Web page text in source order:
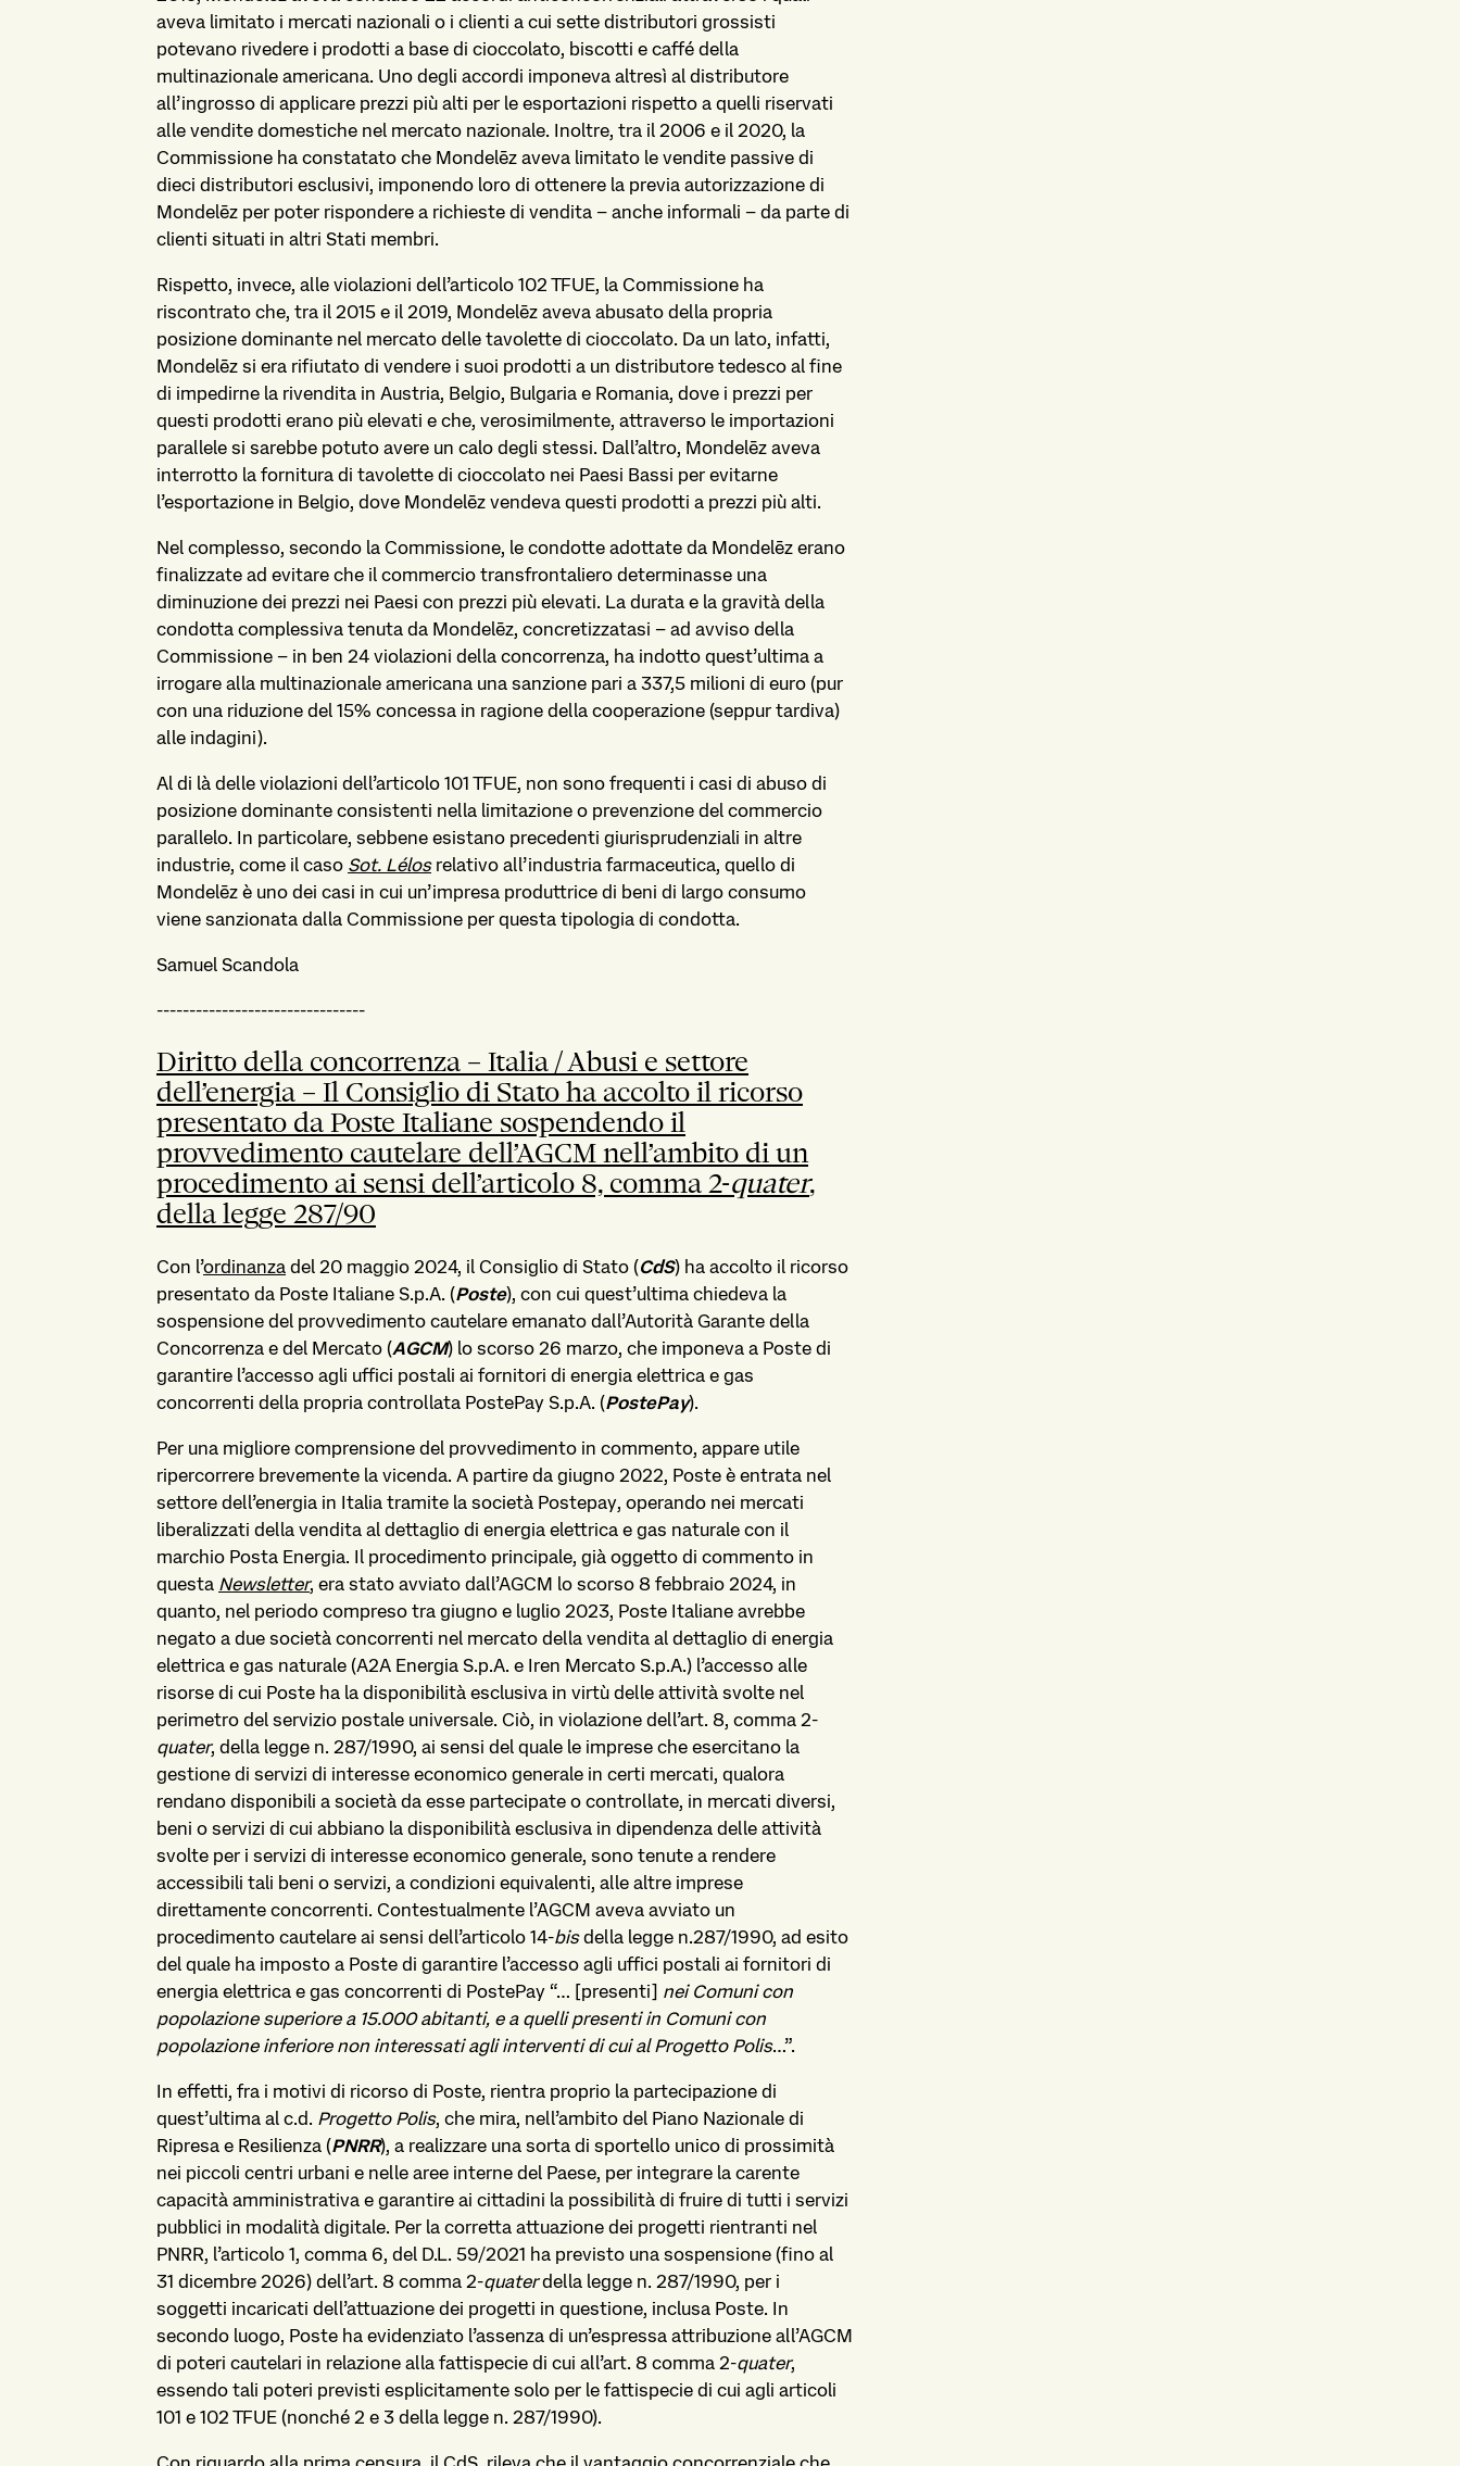
aveva limitato i mercati nazionali o i clienti a cui sette distributori grossisti
potevano rivedere i prodotti a base di cioccolato, biscotti e caffé della
multinazionale americana. Uno degli accordi imponeva altresì al distributore
all’ingrosso di applicare prezzi più alti per le esportazioni rispetto a quelli riservati
alle vendite domestiche nel mercato nazionale. Inoltre, tra il 2006 e il 2020, la
Commissione ha constatato che Mondelēz aveva limitato le vendite passive di
dieci distributori esclusivi, imponendo loro di ottenere la previa autorizzazione di
Mondelēz per poter rispondere a richieste di vendita – anche informali – da parte di
clienti situati in altri Stati membri.
Rispetto, invece, alle violazioni dell’articolo 102 TFUE, la Commissione ha
riscontrato che, tra il 2015 e il 2019, Mondelēz aveva abusato della propria
posizione dominante nel mercato delle tavolette di cioccolato. Da un lato, infatti,
Mondelēz si era rifiutato di vendere i suoi prodotti a un distributore tedesco al fine
di impedirne la rivendita in Austria, Belgio, Bulgaria e Romania, dove i prezzi per
questi prodotti erano più elevati e che, verosimilmente, attraverso le importazioni
parallele si sarebbe potuto avere un calo degli stessi. Dall’altro, Mondelēz aveva
interrotto la fornitura di tavolette di cioccolato nei Paesi Bassi per evitarne
l’esportazione in Belgio, dove Mondelēz vendeva questi prodotti a prezzi più alti.
Nel complesso, secondo la Commissione, le condotte adottate da Mondelēz erano
finalizzate ad evitare che il commercio transfrontaliero determinasse una
diminuzione dei prezzi nei Paesi con prezzi più elevati. La durata e la gravità della
condotta complessiva tenuta da Mondelēz, concretizzatasi – ad avviso della
Commissione – in ben 24 violazioni della concorrenza, ha indotto quest’ultima a
irrogare alla multinazionale americana una sanzione pari a 337,5 milioni di euro (pur
con una riduzione del 15% concessa in ragione della cooperazione (seppur tardiva)
alle indagini).
Al di là delle violazioni dell’articolo 101 TFUE, non sono frequenti i casi di abuso di
posizione dominante consistenti nella limitazione o prevenzione del commercio
parallelo. In particolare, sebbene esistano precedenti giurisprudenziali in altre
industrie, come il caso Sot. Lélosrelativo all’industria farmaceutica, quello di
Mondelēz è uno dei casi in cui un’impresa produttrice di beni di largo consumo
viene sanzionata dalla Commissione per questa tipologia di condotta.
Samuel Scandola
--------------------------------
Diritto della concorrenza – Italia / Abusi e settore
dell’energia – Il Consiglio di Stato ha accolto il ricorso
presentato da Poste Italiane sospendendo il
provvedimento cautelare dell’AGCM nell’ambito di un
procedimento ai sensi dell’articolo 8, comma 2-quater,
della legge 287/90
Con l’ordinanza del 20 maggio 2024, il Consiglio di Stato (CdS) ha accolto il ricorso
presentato da Poste Italiane S.p.A. (Poste), con cui quest’ultima chiedeva la
sospensione del provvedimento cautelare emanato dall’Autorità Garante della
Concorrenza e del Mercato (AGCM) lo scorso 26 marzo, che imponeva a Poste di
garantire l’accesso agli uffici postali ai fornitori di energia elettrica e gas
concorrenti della propria controllata PostePay S.p.A. (PostePay).
Per una migliore comprensione del provvedimento in commento, appare utile
ripercorrere brevemente la vicenda. A partire da giugno 2022, Poste è entrata nel
settore dell’energia in Italia tramite la società Postepay, operando nei mercati
liberalizzati della vendita al dettaglio di energia elettrica e gas naturale con il
marchio Posta Energia. Il procedimento principale, già oggetto di commento in
questa Newsletter, era stato avviato dall’AGCM lo scorso 8 febbraio 2024, in
quanto, nel periodo compreso tra giugno e luglio 2023, Poste Italiane avrebbe
negato a due società concorrenti nel mercato della vendita al dettaglio di energia
elettrica e gas naturale (A2A Energia S.p.A. e Iren Mercato S.p.A.) l’accesso alle
risorse di cui Poste ha la disponibilità esclusiva in virtù delle attività svolte nel
perimetro del servizio postale universale. Ciò, in violazione dell’art. 8, comma 2-
quater, della legge n. 287/1990, ai sensi del quale le imprese che esercitano la
gestione di servizi di interesse economico generale in certi mercati, qualora
rendano disponibili a società da esse partecipate o controllate, in mercati diversi,
beni o servizi di cui abbiano la disponibilità esclusiva in dipendenza delle attività
svolte per i servizi di interesse economico generale, sono tenute a rendere
accessibili tali beni o servizi, a condizioni equivalenti, alle altre imprese
direttamente concorrenti. Contestualmente l’AGCM aveva avviato un
procedimento cautelare ai sensi dell’articolo 14-bisdella legge n.287/1990, ad esito
del quale ha imposto a Poste di garantire l’accesso agli uffici postali ai fornitori di
energia elettrica e gas concorrenti di PostePay “… [presenti] nei Comuni con
popolazione superiore a 15.000 abitanti, e a quelli presenti in Comuni con
popolazione inferiore non interessati agli interventi di cui al Progetto Polis…”.
In effetti, fra i motivi di ricorso di Poste, rientra proprio la partecipazione di
quest’ultima al c.d. Progetto Polis, che mira, nell’ambito del Piano Nazionale di
Ripresa e Resilienza (PNRR), a realizzare una sorta di sportello unico di prossimità
nei piccoli centri urbani e nelle aree interne del Paese, per integrare la carente
capacità amministrativa e garantire ai cittadini la possibilità di fruire di tutti i servizi
pubblici in modalità digitale. Per la corretta attuazione dei progetti rientranti nel
PNRR, l’articolo 1, comma 6, del D.L. 59/2021 ha previsto una sospensione (fino al
31 dicembre 2026) dell’art. 8 comma 2-quaterdella legge n. 287/1990, per i
soggetti incaricati dell’attuazione dei progetti in questione, inclusa Poste. In
secondo luogo, Poste ha evidenziato l’assenza di un’espressa attribuzione all’AGCM
di poteri cautelari in relazione alla fattispecie di cui all’art. 8 comma 2-quater,
essendo tali poteri previsti esplicitamente solo per le fattispecie di cui agli articoli
101 e 102 TFUE (nonché 2 e 3 della legge n. 287/1990).